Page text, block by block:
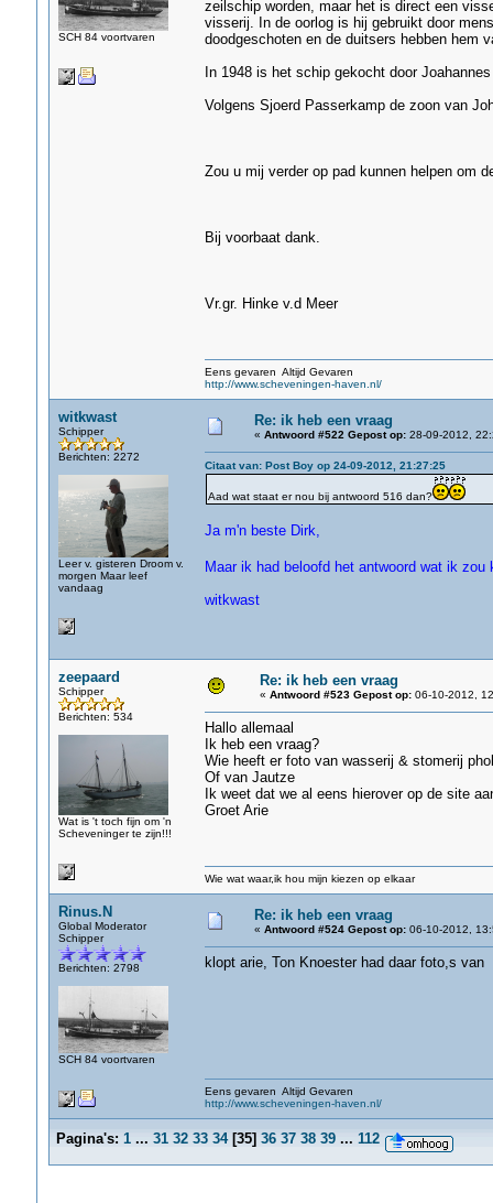
SCH 84 voortvaren
zeilschip worden, maar het is direct een
visserij. In de oorlog is hij gebruikt door
doodgeschoten en de duitsers hebben hem
In 1948 is het schip gekocht door
Volgens Sjoerd Passerkamp de zoon van
Zou u mij verder op pad kunnen helpen om
Bij voorbaat dank.
Vr.gr. Hinke v.d Meer
Eens gevaren Altijd Gevaren
http://www.scheveningen-haven.nl/
witkwast
Schipper
Berichten: 2272
Leer v. gisteren Droom v.
morgen Maar leef
vandaag
Re: ik heb een vraag
« Antwoord #522 Gepost op:28-09-2012,
Citaat van: Post Boy op 24-09-2012, 21:27:25
Aad wat staat er nou bij antwoord 516 dan?
Ja m'n beste Dirk,
Maar ik had beloofd het antwoord wat ik
witkwast
zeepaard
Schipper
Berichten: 534
Wat is 't toch fijn om 'n
Scheveninger te zijn!!!
Re: ik heb een vraag
« Antwoord #523 Gepost op:06-10-2012,
Hallo allemaal
Ik heb een vraag?
Wie heeft er foto van wasserij & stomerij
Of van Jautze
Ik weet dat we al eens hierover op de site
Groet Arie
Wie wat waar,ik hou mijn kiezen op elkaar
Rinus.N
Global Moderator
Schipper
Berichten: 2798
SCH 84 voortvaren
Re: ik heb een vraag
« Antwoord #524 Gepost op:06-10-2012,
klopt arie, Ton Knoester had daar foto,s van
Eens gevaren Altijd Gevaren
http://www.scheveningen-haven.nl/
Pagina's: 1 ... 31 32 33 34[35] 36 37 38 39 ... 112